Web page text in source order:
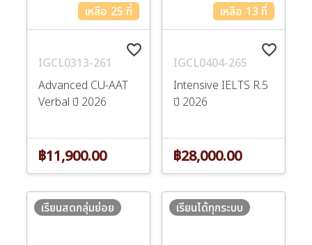
favorite_border
IGCL0313-261
Advanced CU-AAT
Verbal ปี 2026
เหลือ 25 ที่
฿11,900.00
favorite_border
IGCL0404-265
Intensive IELTS R.5
ปี 2026
เหลือ 13 ที่
฿28,000.00
เรียนสดกลุ่มย่อย เรียนได้ทุกระบบ